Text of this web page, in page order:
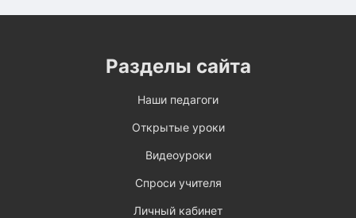
Разделы сайта
Наши педагоги
Открытые уроки
Видеоуроки
Спроси учителя
Личный кабинет